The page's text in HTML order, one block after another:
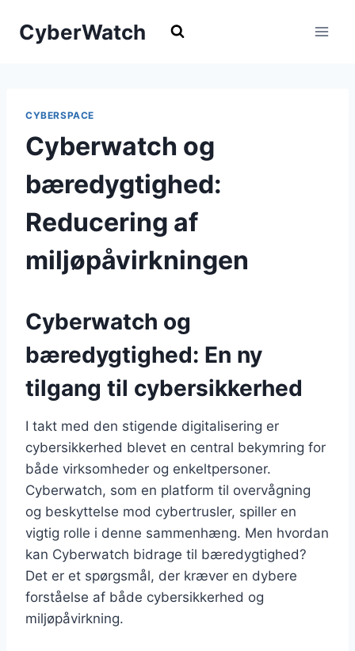
CyberWatch
CYBERSPACE
Cyberwatch og
bæredygtighed:
Reducering af
miljøpåvirkningen
Cyberwatch og
bæredygtighed: En ny
tilgang til cybersikkerhed
I takt med den stigende digitalisering er
cybersikkerhed blevet en central bekymring for
både virksomheder og enkeltpersoner.
Cyberwatch, som en platform til overvågning
og beskyttelse mod cybertrusler, spiller en
vigtig rolle i denne sammenhæng. Men hvordan
kan Cyberwatch bidrage til bæredygtighed?
Det er et spørgsmål, der kræver en dybere
forståelse af både cybersikkerhed og
miljøpåvirkning.